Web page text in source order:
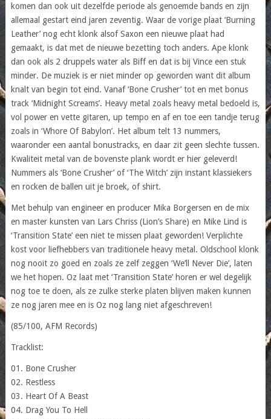
komen dan ook uit dezelfde periode als genoemde bands en zijn
allemaal gestart eind jaren zeventig. Waar de vorige plaat ‘Burning
Leather’ nog echt klonk alsof Saxon een nieuwe plaat had
gemaakt, is dat met de nieuwe bezetting toch anders. Ape klonk
dan ook als 2 druppels water als Biff en dat is bij Vince een stuk
minder. De muziek is er niet minder op geworden want dit album
knalt van begin tot eind. Vanaf ‘Bone Crusher’ tot en met bonus
track ‘Midnight Screams’. Heavy metal zoals heavy metal bedoeld is,
vol power en vette gitaren, up tempo en af en toe een tandje terug
zoals in ‘Whore Of Babylon’. Het album telt 13 nummers,
waaronder een aantal bonustracks, en daar zit geen slechte tussen.
Kwaliteit metal van de bovenste plank wordt er hier geleverd!
Nummers als ‘Bone Crusher’ of ‘The Witch’ zijn instant klassiekers
en rocken de ballen uit je broek, of shirt.
Met behulp van engineer en producer Mika Borgersen en de mix
en master kunsten van Lars Chriss (Lion’s Share) en Mike Lind is
‘Transition State’ een niet te missen plaat geworden! Verplichte
kost voor liefhebbers van traditionele heavy metal. Oldschool klonk
nog nooit zo goed en zoals ze zelf zeggen ‘We’ll Never Die’, laten
we het hopen. Oz laat met ‘Transition State’ horen er wel degelijk
nog toe te doen, als ze zulke sterke platen blijven maken kunnen
ze nog jaren mee en is Oz nog lang niet afgeschreven!
(85/100, AFM Records)
Tracklist:
01. Bone Crusher
02. Restless
03. Heart Of A Beast
04. Drag You To Hell